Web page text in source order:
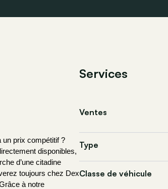
un prix compétitif ?
disponibles,
d’une citadine
toujours chez Dex
à notre
Services
Ventes
Type
Classe de véhicule